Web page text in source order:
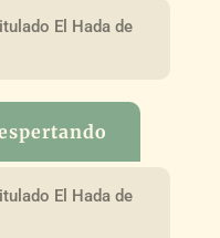
El Hada de
El Hada de